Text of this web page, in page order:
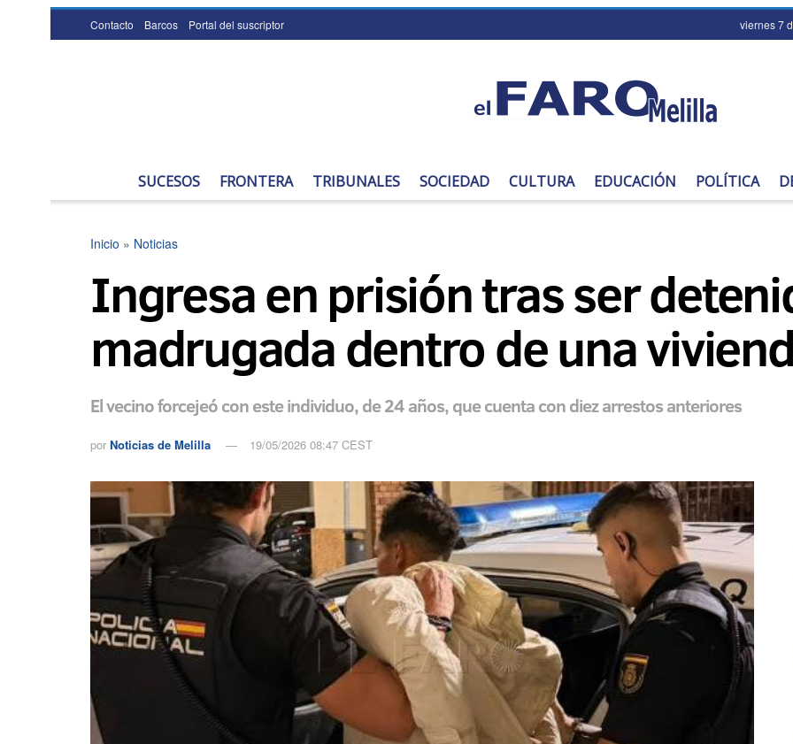
Contacto Barcos Portal del suscriptor viernes 7
SUCESOS FRONTERA TRIBUNALES SOCIEDAD CULTURA EDUCACIÓN POLÍTICA
Inicio » Noticias
Ingresa en prisión tras ser
madrugada dentro de una
El vecino forcejeó con este individuo, de 24 años, que cuenta con diez arrestos anteriores
por Noticias de Melilla 19/05/2026 08:47 CEST